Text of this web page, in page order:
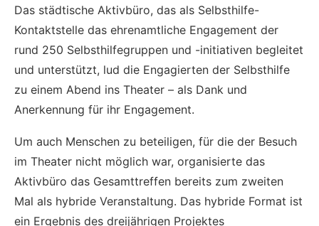
Das städtische Aktivbüro, das als Selbsthilfe-
Kontaktstelle das ehrenamtliche Engagement der
rund 250 Selbsthilfegruppen und -initiativen begleitet
und unterstützt, lud die Engagierten der Selbsthilfe
zu einem Abend ins Theater – als Dank und
Anerkennung für ihr Engagement.
Um auch Menschen zu beteiligen, für die der Besuch
im Theater nicht möglich war, organisierte das
Aktivbüro das Gesamttreffen bereits zum zweiten
Mal als hybride Veranstaltung. Das hybride Format ist
ein Ergebnis des dreijährigen Projektes